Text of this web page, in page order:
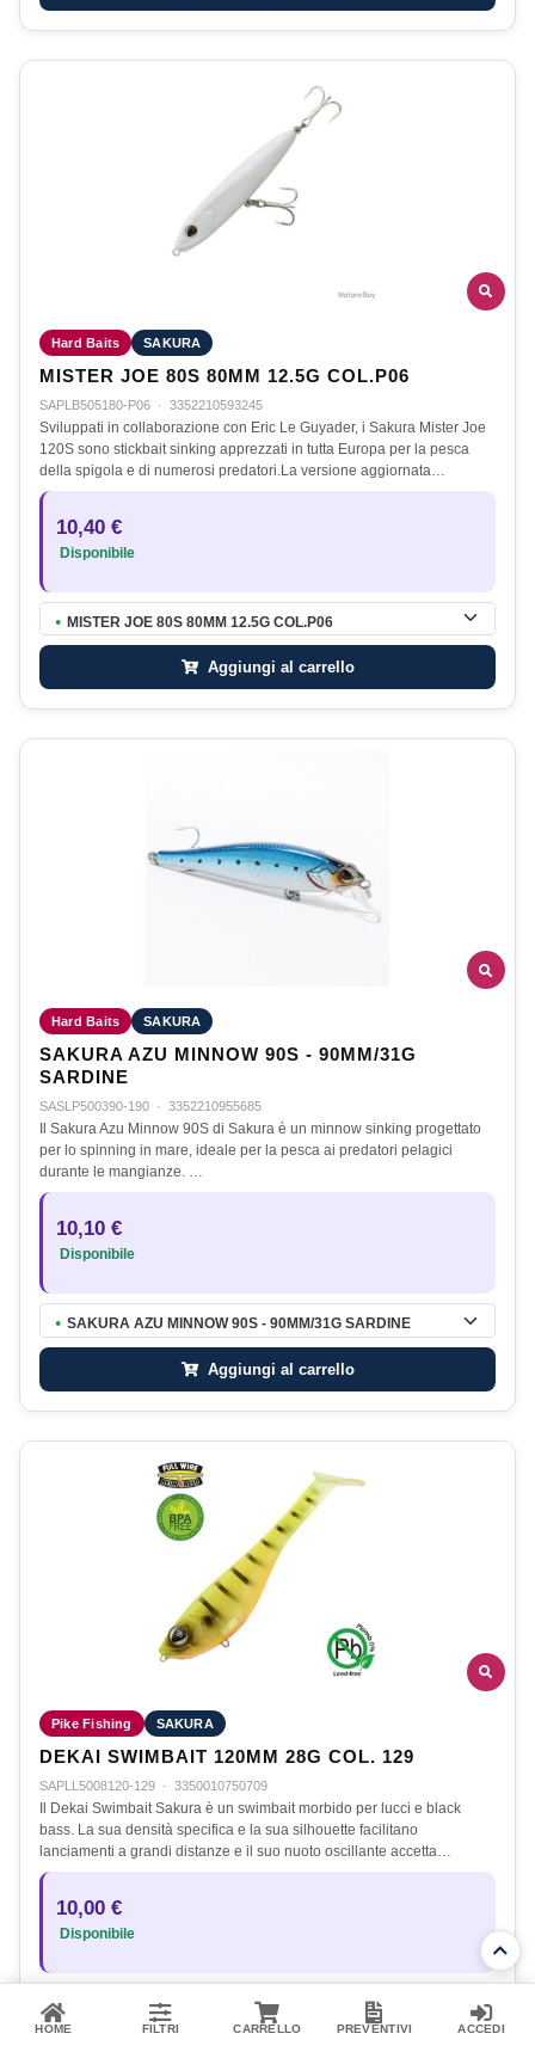
Hard Baits SAKURA
MISTER JOE 80S 80MM 12.5G COL.P06
SAPLB505180-P06 · 3352210593245
Sviluppati in collaborazione con Eric Le Guyader, i Sakura Mister Joe
120S sono stickbait sinking apprezzati in tutta Europa per la pesca
della spigola e di numerosi predatori.La versione aggiornata…
10,40 €
Disponibile
● MISTER JOE 80S 80MM 12.5G COL.P06
Aggiungi al carrello
Hard Baits SAKURA
SAKURA AZU MINNOW 90S - 90MM/31G
SARDINE
SASLP500390-190 · 3352210955685
Il Sakura Azu Minnow 90S di Sakura è un minnow sinking progettato
per lo spinning in mare, ideale per la pesca ai predatori pelagici
durante le mangianze. …
10,10 €
Disponibile
● SAKURA AZU MINNOW 90S - 90MM/31G SARDINE
Aggiungi al carrello
Pike Fishing SAKURA
DEKAI SWIMBAIT 120MM 28G COL. 129
SAPLL5008120-129 · 3350010750709
Il Dekai Swimbait Sakura è un swimbait morbido per lucci e black
bass. La sua densità specifica e la sua silhouette facilitano
lanciamenti a grandi distanze e il suo nuoto oscillante accetta…
10,00 €
Disponibile
Aggiungi al carrello
HOME FILTRI CARRELLO PREVENTIVI ACCEDI